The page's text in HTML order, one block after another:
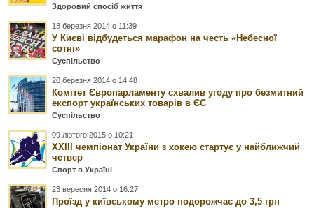
Здоровий спосіб життя
18 березня 2014 о 11:39
У Києві відбудеться марафон на честь «Небесної
сотні»
Суспільство
20 березня 2014 о 14:48
Комітет Європарламенту схвалив угоду про безмитний
експорт українських товарів в ЄС
Суспільство
09 лютого 2015 о 10:21
ХХІІІ чемпіонат України з хокею стартує у найближчий
четвер
Спорт в Україні
23 вересня 2014 о 16:27
Проїзд у київському метро подорожчає до 3,5 грн